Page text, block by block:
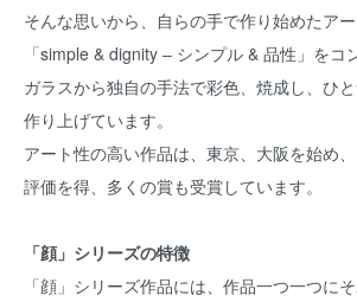
そんな思いから、自らの手で作り始めたアー
「simple & dignity – シンプル & 品性」をコ
ガラスから独自の手法で彩色、焼成し、ひ
作り上げています。
アート性の高い作品は、東京、大阪を始め
評価を得、多くの賞も受賞しています。
「顔」シリーズの特徴
「顔」シリーズ作品には、作品一つ一つに